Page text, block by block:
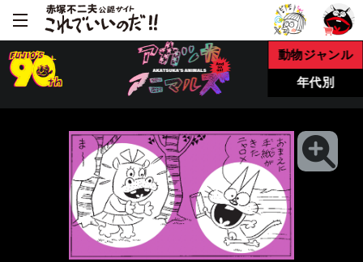
動物ジャンル
年代別